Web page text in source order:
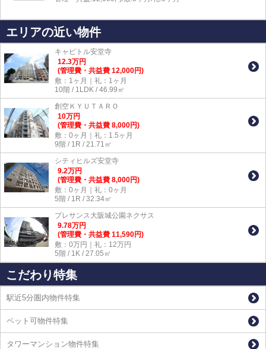
エリアの近い物件
キャピトル安堂寺
12.3万円
(管理費・共益費 12,000円)
敷：1ヶ月｜礼：1ヶ月
10階 / 1LDK / 46.99㎡
創空ＫＹＵＴＡＲＯ
10万円
(管理費・共益費 8,000円)
敷：0ヶ月｜礼：1.5ヶ月
9階 / 1R / 21.71㎡
シティヒルズ安堂寺
9.2万円
(管理費・共益費 8,000円)
敷：0ヶ月｜礼：0ヶ月
5階 / 1R / 32.34㎡
プレサンス大阪城公園ネクサス
9.78万円
(管理費・共益費 11,590円)
敷：0万円｜礼：12万円
5階 / 1K / 27.05㎡
こだわり特集
駅近5分圏内物件特集
ペット可物件特集
タワーマンション物件特集